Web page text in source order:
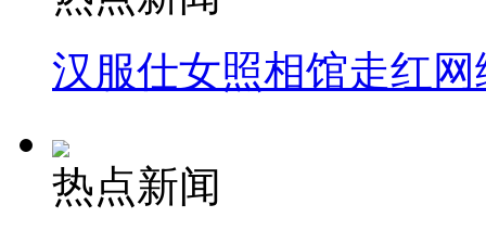
汉服仕女照相馆走红网
热点新闻